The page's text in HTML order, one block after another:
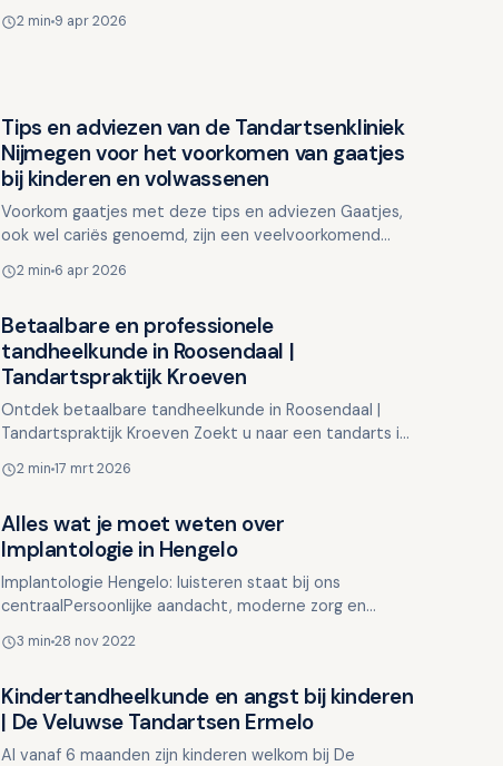
nodig van een mond…
2 min 9 apr 2026
Overig nieuws
Tips en adviezen van de Tandartsenkliniek
Nijmegen voor het voorkomen van gaatjes
bij kinderen en volwassenen
Voorkom gaatjes met deze tips en adviezen Gaatjes,
ook wel cariës genoemd, zijn een veelvoorkomend
Gelukkig i…
2 min 6 apr 2026
Overig nieuws
Betaalbare en professionele
tandheelkunde in Roosendaal |
Tandartspraktijk Kroeven
Ontdek betaalbare tandheelkunde in Roosendaal |
Tandartspraktijk Kroeven Zoekt u naar een tandarts in
Tandartspra…
2 min17 mrt 2026
Overig nieuws
Alles wat je moet weten over
Implantologie in Hengelo
Implantologie Hengelo: luisteren staat bij ons
centraalPersoonlijke aandacht, moderne zorg en
Hengelo&nbs…
3 min28 nov 2022
Overig nieuws
Kindertandheelkunde en angst bij kinderen
| De Veluwse Tandartsen Ermelo
Al vanaf 6 maanden zijn kinderen welkom bij De